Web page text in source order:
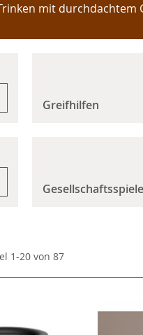
mit durchdachtem
Greifhilfen
Gesellschaftsspiele
1-20 von87